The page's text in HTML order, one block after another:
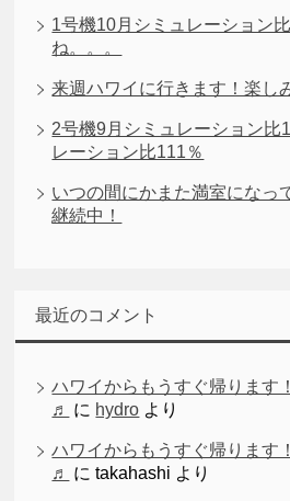
1号機10月シミュレーション
ね。。。
来週ハワイに行きます！楽し
2号機9月シミュレーション比
レーション比111％
いつの間にかまた満室になっ
継続中！
最近のコメント
ハワイからもうすぐ帰ります
♬
に hydro より
ハワイからもうすぐ帰ります
♬
にtakahashi より